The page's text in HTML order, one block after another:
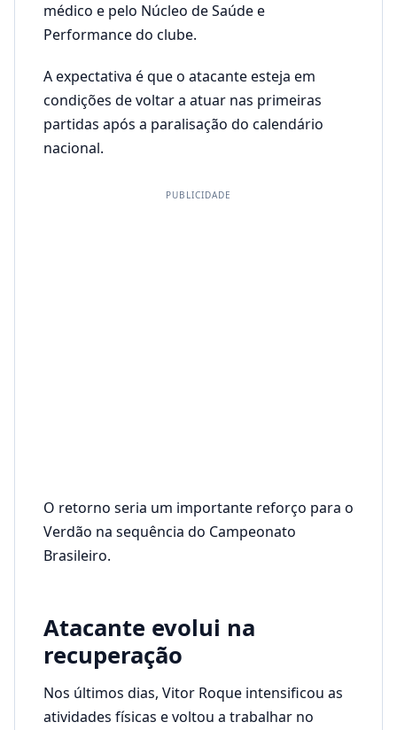
médico e pelo Núcleo de Saúde e
Performance do clube.
A expectativa é que o atacante esteja em
condições de voltar a atuar nas primeiras
partidas após a paralisação do calendário
nacional.
PUBLICIDADE
O retorno seria um importante reforço para o
Verdão na sequência do Campeonato
Brasileiro.
Atacante evolui na
recuperação
Nos últimos dias, Vitor Roque intensificou as
atividades físicas e voltou a trabalhar no